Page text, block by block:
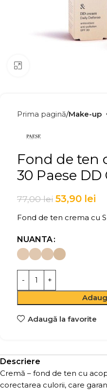
Prima pagină Make-up
Fond de ten
30 Paese
77,00lei 53,90 lei
Fond de ten crema cu
NUANTA
Adaugă la favorite
Descriere
Cremă – fond de ten cu
corectarea culorii, care